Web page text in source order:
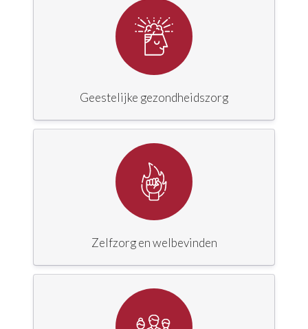
Geestelijke gezondheidszorg
Zelfzorg en welbevinden